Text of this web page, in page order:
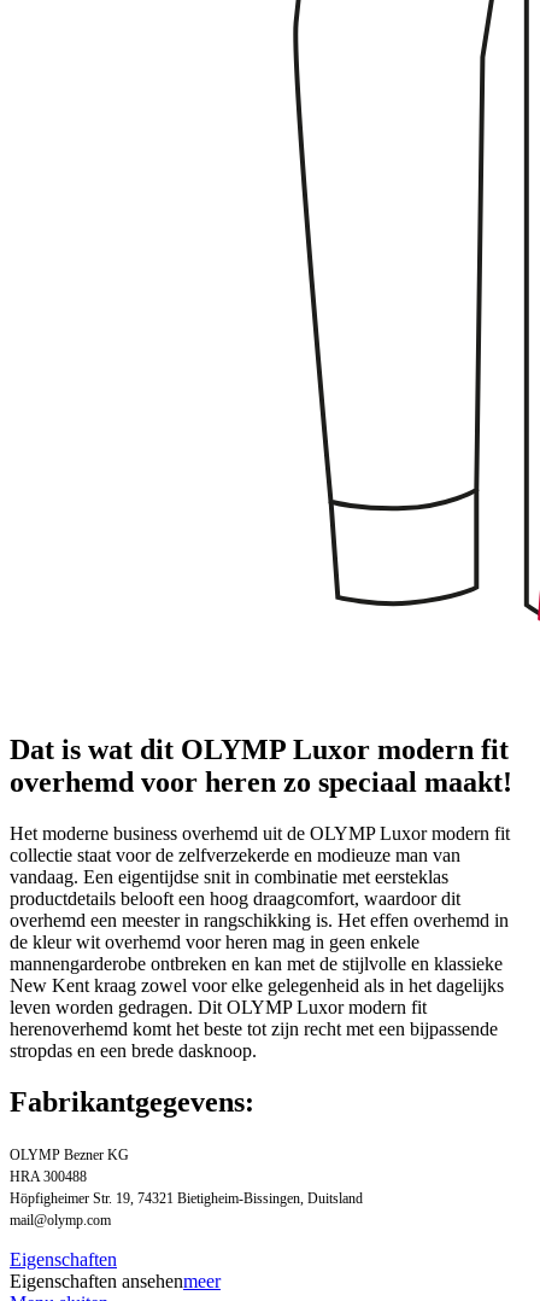
Dat is wat dit OLYMP Luxor modern fit
overhemd voor heren zo speciaal maakt!
Het moderne business overhemd uit de OLYMP Luxor modern fit
collectie staat voor de zelfverzekerde en modieuze man van
vandaag. Een eigentijdse snit in combinatie met eersteklas
productdetails belooft een hoog draagcomfort, waardoor dit
overhemd een meester in rangschikking is. Het effen overhemd in
de kleur wit overhemd voor heren mag in geen enkele
mannengarderobe ontbreken en kan met de stijlvolle en klassieke
New Kent kraag zowel voor elke gelegenheid als in het dagelijks
leven worden gedragen. Dit OLYMP Luxor modern fit
herenoverhemd komt het beste tot zijn recht met een bijpassende
stropdas en een brede dasknoop.
Fabrikantgegevens:
OLYMP Bezner KG
HRA 300488
Höpfigheimer Str. 19, 74321 Bietigheim-Bissingen, Duitsland
mail@olymp.com
Eigenschaften
Eigenschaften ansehenmeer